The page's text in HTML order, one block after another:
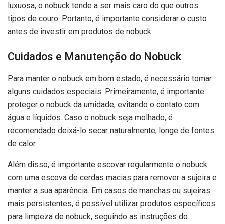
luxuosa, o nobuck tende a ser mais caro do que outros
tipos de couro. Portanto, é importante considerar o custo
antes de investir em produtos de nobuck.
Cuidados e Manutenção do Nobuck
Para manter o nobuck em bom estado, é necessário tomar
alguns cuidados especiais. Primeiramente, é importante
proteger o nobuck da umidade, evitando o contato com
água e líquidos. Caso o nobuck seja molhado, é
recomendado deixá-lo secar naturalmente, longe de fontes
de calor.
Além disso, é importante escovar regularmente o nobuck
com uma escova de cerdas macias para remover a sujeira e
manter a sua aparência. Em casos de manchas ou sujeiras
mais persistentes, é possível utilizar produtos específicos
para limpeza de nobuck, seguindo as instruções do